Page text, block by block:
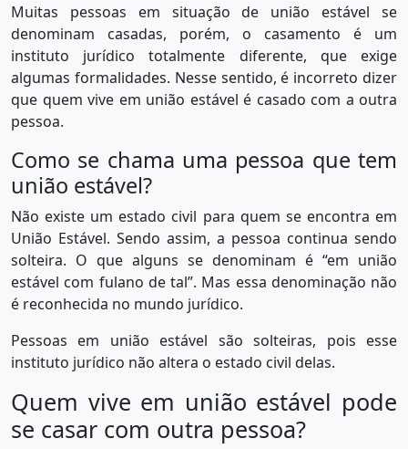
Muitas pessoas em situação de união estável se
denominam casadas, porém, o casamento é um
instituto jurídico totalmente diferente, que exige
algumas formalidades. Nesse sentido, é incorreto dizer
que quem vive em união estável é casado com a outra
pessoa.
Como se chama uma pessoa que tem
união estável?
Não existe um estado civil para quem se encontra em
União Estável. Sendo assim, a pessoa continua sendo
solteira. O que alguns se denominam é “em união
estável com fulano de tal”. Mas essa denominação não
é reconhecida no mundo jurídico.
Pessoas em união estável são solteiras, pois esse
instituto jurídico não altera o estado civil delas.
Quem vive em união estável pode
se casar com outra pessoa?